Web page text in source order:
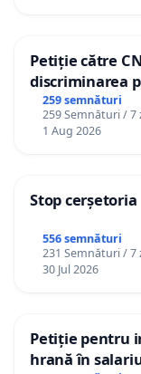
Petiție către
discriminarea
către
259 semnături
259 Semnături / 7
1 Aug 2026
Stop cerșetoria
556 semnături
231 Semnături / 7
30 Jul 2026
Petiție pentru
hrană în